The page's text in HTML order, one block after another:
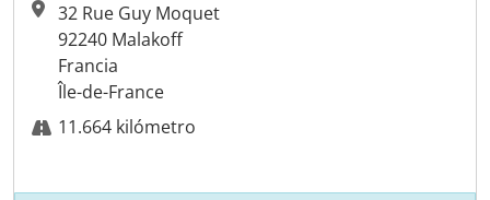
32 Rue Guy Moquet
92240 Malakoff
Francia
Île-de-France
11.664 kilómetro